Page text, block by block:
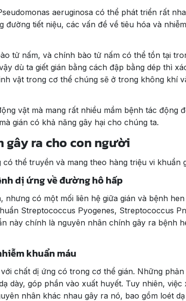
aeruginosa có thể phát triển rất
đường tiết niệu, các vấn đề về tiêu hóa và
tử nấm, và chính bào tử nấm có thể tồn tại
dù ta giết gián bằng cách đập bằng dép thì
vật trong cơ thể chúng sẽ ở trong không khí
vật mà mang rất nhiều mầm bệnh tác động
gián có khả năng gây hại cho chúng ta.
gây ra cho con người
thể truyền và mang theo hàng triệu vi
dị ứng về đường hô hấp
nhưng có một mối liên hệ giữa gián và bệnh
Streptococcus Pyogenes, Streptococcus
này chính là nguyên nhân chính gây ra bệnh
khuẩn máu
chất dị ứng có trong cơ thể gián. Những
dày, góp phần vào xuất huyết. Tuy nhiên, việc
nhân khác nhau gây ra nó, bao gồm loét